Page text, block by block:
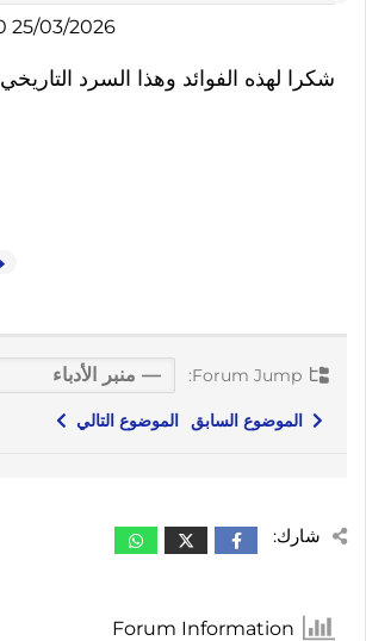
25/03/2026 8:30 ص
شكرا لهذه الفوائد وهذا السرد التاريخي
الموضوع السابق الموضوع التالي
شارك:
Forum Information